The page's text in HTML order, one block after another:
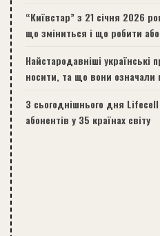
“Київстар” з 21 січня 2026
що зміниться і що робити
Найстародавніші українські
носити, та що вони означали
З сьогоднішнього дня
абонентів у 35 країнах світу